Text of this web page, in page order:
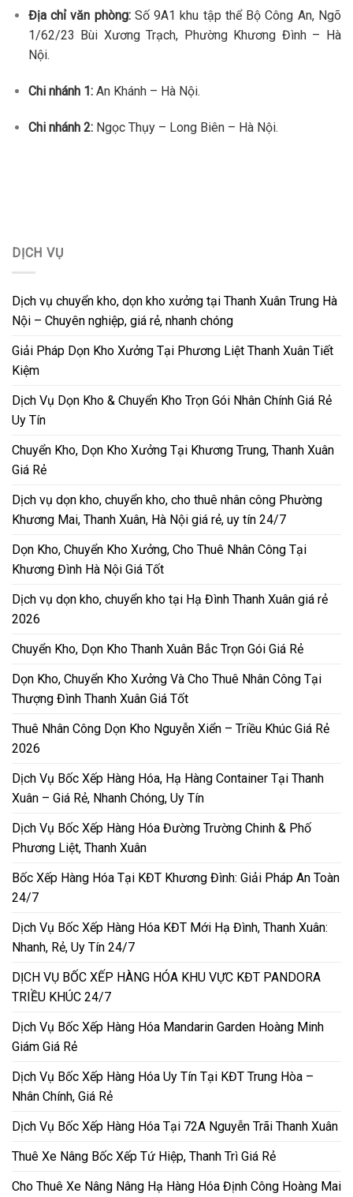
Địa chỉ văn phòng:Số 9A1 khu tập thể Bộ Công An, Ngõ
1/62/23 Bùi Xương Trạch, Phường Khương Đình – Hà
Nội.
Chi nhánh 1:An Khánh – Hà Nội.
Chi nhánh 2:Ngọc Thụy – Long Biên – Hà Nội.
DỊCH VỤ
Dịch vụ chuyển kho, dọn kho xưởng tại Thanh Xuân Trung Hà
Nội – Chuyên nghiệp, giá rẻ, nhanh chóng
Giải Pháp Dọn Kho Xưởng Tại Phương Liệt Thanh Xuân Tiết
Kiệm
Dịch Vụ Dọn Kho & Chuyển Kho Trọn Gói Nhân Chính Giá Rẻ
Uy Tín
Chuyển Kho, Dọn Kho Xưởng Tại Khương Trung, Thanh Xuân
Giá Rẻ
Dịch vụ dọn kho, chuyển kho, cho thuê nhân công Phường
Khương Mai, Thanh Xuân, Hà Nội giá rẻ, uy tín 24/7
Dọn Kho, Chuyển Kho Xưởng, Cho Thuê Nhân Công Tại
Khương Đình Hà Nội Giá Tốt
Dịch vụ dọn kho, chuyển kho tại Hạ Đình Thanh Xuân giá rẻ
2026
Chuyển Kho, Dọn Kho Thanh Xuân Bắc Trọn Gói Giá Rẻ
Dọn Kho, Chuyển Kho Xưởng Và Cho Thuê Nhân Công Tại
Thượng Đình Thanh Xuân Giá Tốt
Thuê Nhân Công Dọn Kho Nguyễn Xiển – Triều Khúc Giá Rẻ
2026
Dịch Vụ Bốc Xếp Hàng Hóa, Hạ Hàng Container Tại Thanh
Xuân – Giá Rẻ, Nhanh Chóng, Uy Tín
Dịch Vụ Bốc Xếp Hàng Hóa Đường Trường Chinh & Phố
Phương Liệt, Thanh Xuân
Bốc Xếp Hàng Hóa Tại KĐT Khương Đình: Giải Pháp An Toàn
24/7
Dịch Vụ Bốc Xếp Hàng Hóa KĐT Mới Hạ Đình, Thanh Xuân:
Nhanh, Rẻ, Uy Tín 24/7
DỊCH VỤ BỐC XẾP HÀNG HÓA KHU VỰC KĐT PANDORA
TRIỀU KHÚC 24/7
Dịch Vụ Bốc Xếp Hàng Hóa Mandarin Garden Hoàng Minh
Giám Giá Rẻ
Dịch Vụ Bốc Xếp Hàng Hóa Uy Tín Tại KĐT Trung Hòa –
Nhân Chính, Giá Rẻ
Dịch Vụ Bốc Xếp Hàng Hóa Tại 72A Nguyễn Trãi Thanh Xuân
Thuê Xe Nâng Bốc Xếp Tứ Hiệp, Thanh Trì Giá Rẻ
Cho Thuê Xe Nâng Nâng Hạ Hàng Hóa Định Công Hoàng Mai